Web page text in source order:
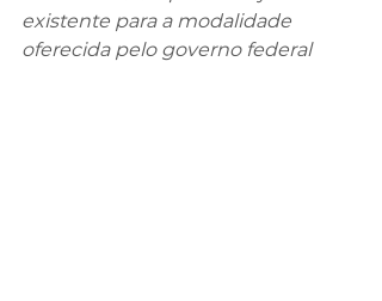
existente para a modalidade
oferecida pelo governo federal